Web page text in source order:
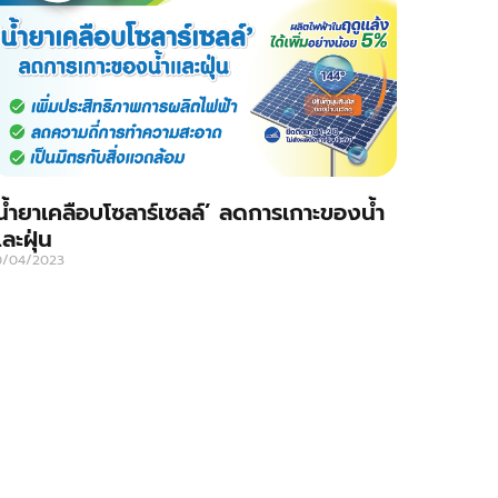
ำยาเคลือบโซลาร์เซลล์’ ลดการเกาะของน้ำ
ะฝุ่น
04/2023